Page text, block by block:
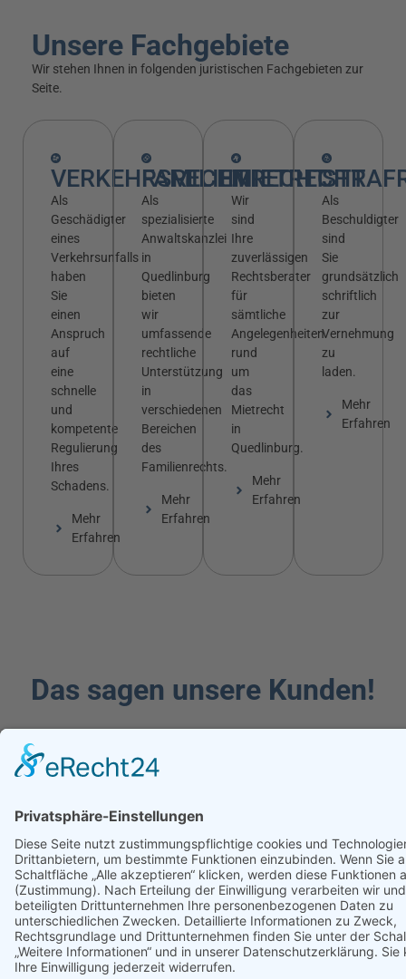
Unsere Fachgebiete
Wir stehen Ihnen in folgenden juristischen Fachgebieten zur
Seite.
VERKEHRSRECHT
Als
Geschädigter
eines
Verkehrsunfalls
haben
Sie
einen
Anspruch
auf
eine
schnelle
und
kompetente
Regulierung
Ihres
Schadens.
Mehr
Erfahren
FAMILIENRECHT
Als
spezialisierte
Anwaltskanzlei
in
Quedlinburg
bieten
wir
umfassende
rechtliche
Unterstützung
in
verschiedenen
Bereichen
des
Familienrechts.
Mehr
Erfahren
MIETRECHT
Wir
sind
Ihre
zuverlässigen
Rechtsberater
für
sämtliche
Angelegenheiten
rund
um
das
Mietrecht
in
Quedlinburg.
Mehr
Erfahren
Als
Beschuldigter
sind
Sie
grundsätzlich
schriftlich
zur
Vernehmung
zu
laden.
Mehr
Erfahren
Das sagen unsere Kunden!
Unsere Standorte
Unsere Anwaltskanzlei verteilt sich auf zwei Standorte. Wir
sind für Sie in Quedlinburg als auch in Magdeburg erreichbar.
Rechtsanwalt
Eckhard
Rechtsanwalt
Heiko
Anne